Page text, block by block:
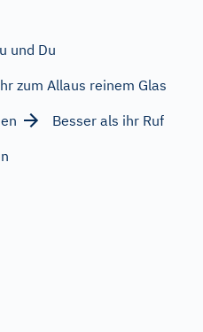
und Du
zum Allaus reinem Glas
Besser als ihr Ruf